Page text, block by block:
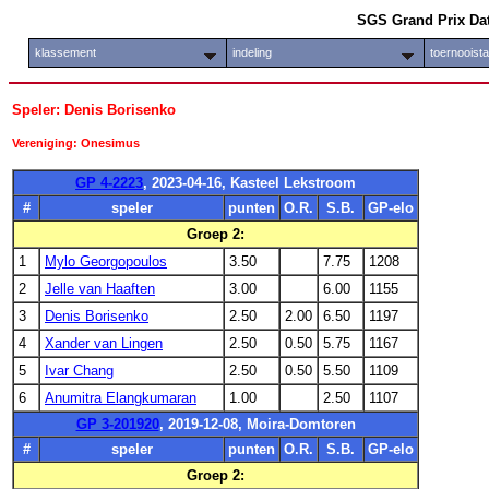
SGS Grand Prix
klassement indeling
Speler: Denis Borisenko
Vereniging: Onesimus
GP 4-2223, 2023-04-16, Kasteel Lekstroom
#
speler punten O.R. S.B.
GP-elo
Groep 2:
1
Mylo Georgopoulos 3.50 7.75
1208
2
Jelle van Haaften 3.00 6.00
1155
3
Denis Borisenko 2.50 2.00 6.50
1197
4
Xander van Lingen 2.50 0.50 5.75
1167
5
Ivar Chang 2.50 0.50 5.50
1109
6
Anumitra Elangkumaran 1.00 2.50
1107
GP 3-201920, 2019-12-08, Moira-Domtoren
#
speler punten O.R. S.B.
GP-elo
Groep 2: